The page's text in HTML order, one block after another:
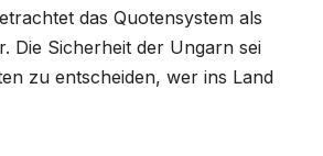
das Quotensystem als
Die Sicherheit der Ungarn sei
zu entscheiden, wer ins Land